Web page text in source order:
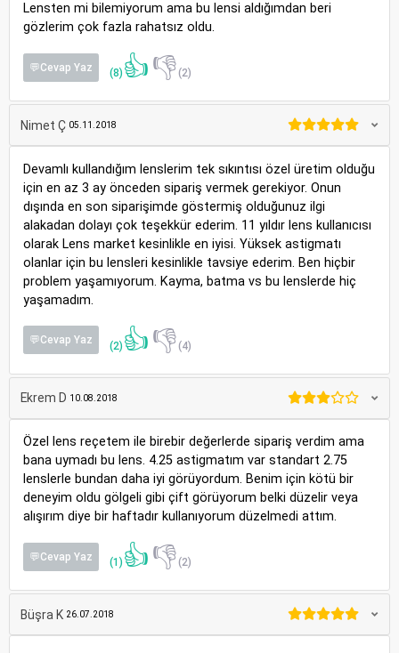
Lensten mi bilemiyorum ama bu lensi aldığımdan beri
gözlerim çok fazla rahatsız oldu.
💬Cevap Yaz (8) 👍👎(2)
Nimet Ç 05.11.2018
Devamlı kullandığım lenslerim tek sıkıntısı özel üretim olduğu
için en az 3 ay önceden sipariş vermek gerekiyor. Onun
dışında en son siparişimde göstermiş olduğunuz ilgi
alakadan dolayı çok teşekkür ederim. 11 yıldır lens kullanıcısı
olarak Lens market kesinlikle en iyisi. Yüksek astigmatı
olanlar için bu lensleri kesinlikle tavsiye ederim. Ben hiçbir
problem yaşamıyorum. Kayma, batma vs bu lenslerde hiç
yaşamadım.
💬Cevap Yaz (2) 👍👎(4)
Ekrem D 10.08.2018
Özel lens reçetem ile birebir değerlerde sipariş verdim ama
bana uymadı bu lens. 4.25 astigmatım var standart 2.75
lenslerle bundan daha iyi görüyordum. Benim için kötü bir
deneyim oldu gölgeli gibi çift görüyorum belki düzelir veya
alışırım diye bir haftadır kullanıyorum düzelmedi attım.
💬Cevap Yaz (1) 👍👎(2)
Büşra K 26.07.2018